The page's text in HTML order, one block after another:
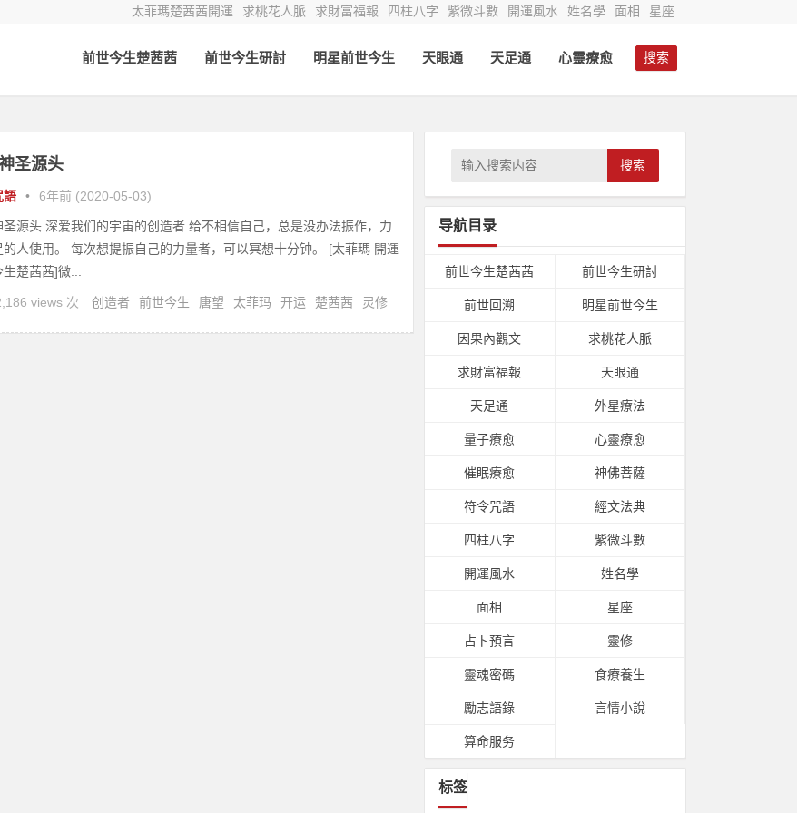
太菲瑪楚茜茜開運 求桃花人脈 求財富福報 四柱八字 紫微斗數 開運風水 姓名學 面相
星座
搜索
前世今生楚茜茜 前世今生研討 明星前世今生 天眼通 天足通 心靈療愈
圣源头
語 • 6年前 (2020-05-03)
圣源头 深爱我们的宇宙的创造者 给不相信自己，总是没办法振作，力
的人使用。 每次想提振自己的力量者，可以冥想十分钟。 [太菲瑪 開運
楚茜茜]微...
views 次 创造者 前世今生 唐望 太菲玛 开运 楚茜茜
灵修
搜索
导航目录
前世今生楚茜茜 前世今生研討
前世回溯 明星前世今生
因果內觀文 求桃花人脈
求財富福報 天眼通
天足通 外星療法
量子療愈 心靈療愈
催眠療愈 神佛菩薩
符令咒語 經文法典
四柱八字 紫微斗數
開運風水 姓名學
面相 星座
占卜預言 靈修
靈魂密碼 食療養生
勵志語錄 言情小說
算命服务
标签